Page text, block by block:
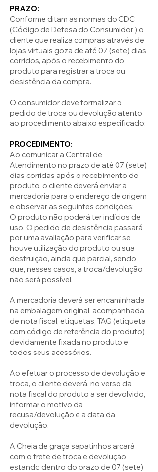
PRAZO:
Conforme ditam as normas do CDC
(Código de Defesa do Consumidor ) o
cliente que realiza compras através de
lojas virtuais goza de até 07 (sete) dias
corridos, após o recebimento do
produto para registrar a troca ou
desistência da compra.
O consumidor deve formalizar o
pedido de troca ou devolução atento
ao procedimento abaixo especificado:
PROCEDIMENTO:
Ao comunicar a Central de
Atendimento no prazo de até 07 (sete)
dias corridas após o recebimento do
produto, o cliente deverá enviar a
mercadoria para o endereço de origem
e observar as seguintes condições:
O produto não poderá ter indícios de
uso. O pedido de desistência passará
por uma avaliação para verificar se
houve utilização do produto ou sua
destruição, ainda que parcial, sendo
que, nesses casos, a troca/devolução
não será possível.
A mercadoria deverá ser encaminhada
na embalagem original, acompanhada
de nota fiscal, etiquetas, TAG (etiqueta
com código de referência do produto)
devidamente fixada no produto e
todos seus acessórios.
Ao efetuar o processo de devolução e
troca, o cliente deverá, no verso da
nota fiscal do produto a ser devolvido,
informar o motivo da
recusa/devolução e a data da
devolução.
A Cheia de graça sapatinhos arcará
com o frete de troca e devolução
estando dentro do prazo de 07 (sete)